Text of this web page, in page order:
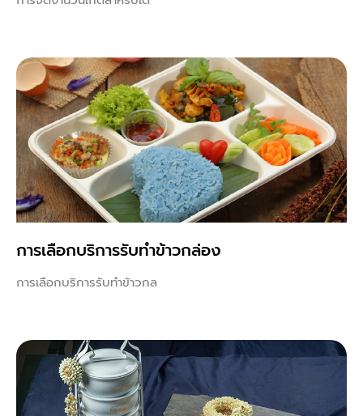
การเลือกบริการรับทำข้าวกล่อง
การเลือกบริการรับทำข้าวกล